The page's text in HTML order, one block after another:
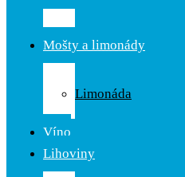
Mošty a limonády
Limonáda
Víno
Lihoviny